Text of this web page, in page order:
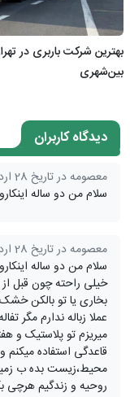
بهترین شرکت باربری در
بین‌شهری
دیدگاه کاربران
معصومه در تاریخ 28 اردیبهشت 1402
سلام من دو ساله
معصومه در تاریخ 28 اردیبهشت 1402
سلام من دو ساله
خیلی راحته چون قبل
بخاری یا تو بالکن
عملا زباله ندارم
میریزم تو پلاستیک و
قاعدگی استفاده میکنم
محیط،زیست بده ب
روحیه و زندگیم هرچی